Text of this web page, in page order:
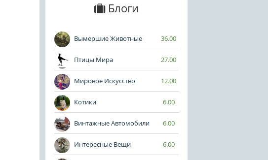
Блоги
Вымершие Животные 36.00
Птицы Мира 27.00
Мировое Искусство 12.00
Котики 6.00
Винтажные Автомобили 6.00
Интересные Вещи 6.00